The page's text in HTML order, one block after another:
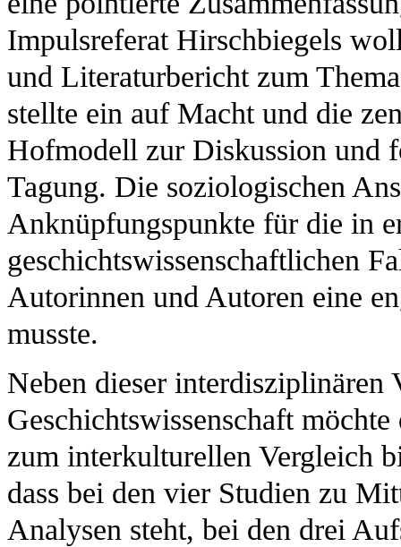
Impulsreferat Hirschbiegels
und Literaturbericht zum
stellte ein auf Macht und die
Hofmodell zur Diskussion und
Tagung. Die soziologischen
Anknüpfungspunkte für die in
geschichtswissenschaftlichen
Autorinnen und Autoren eine
musste.
Neben dieser
Geschichtswissenschaft
zum interkulturellen Vergleich
dass bei den vier Studien zu
Analysen steht, bei den drei